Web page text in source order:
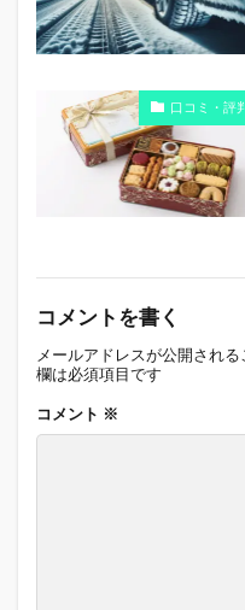
口コミ・評
コメントを書く
メールアドレスが公開される
欄は必須項目です
コメント ※